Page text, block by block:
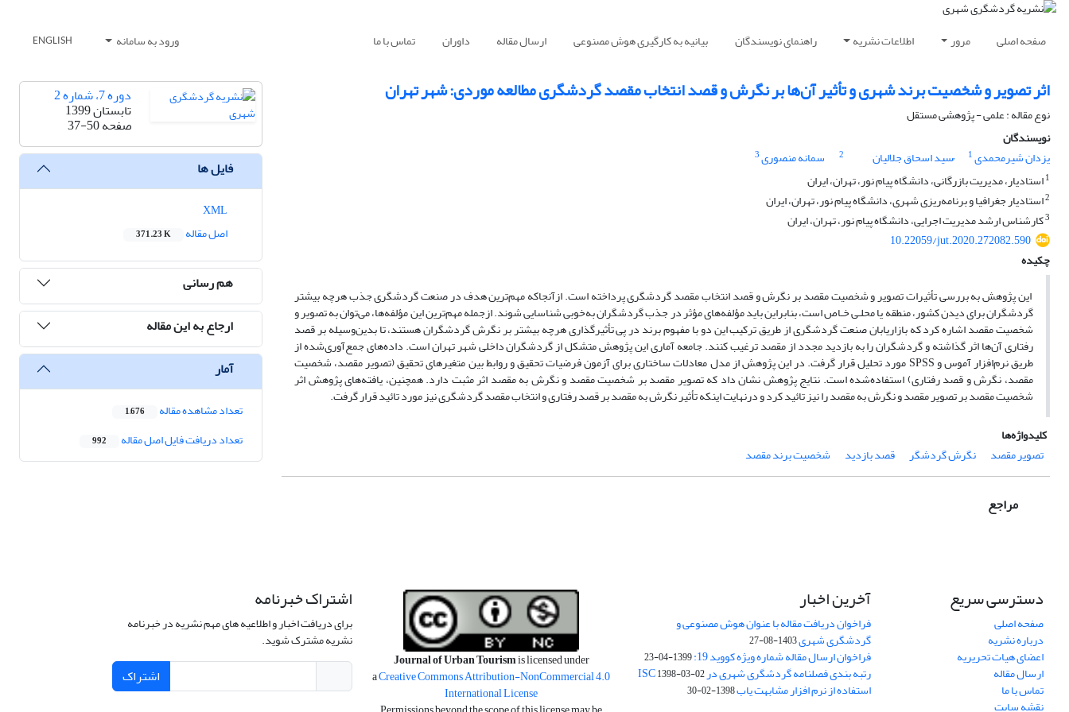
صفحه اصلی مرور اطلاعات نشریه راهنمای نویسندگان بیانیه به کارگیری هوش مصنوعی ارسال مقاله داوران تماس با ما ورود به سامانه ENGLISH
اثر تصویر و شخصیت برند شهری و تأثیر آن‌ها بر نگرش و قصد انتخاب مقصد گردشگری مطالعه موردی: شهر تهران
نوع مقاله : علمی - پژوهشی مستقل
نویسندگان
یزدان شیرمحمدی1 ُسید اسحاق جلالیان 2 سمانه منصوری3
1استادیار، مدیریت بازرگانی، دانشگاه پیام نور، تهران، ایران
2استادیار جغرافیا و برنامه‌ریزی شهری، دانشگاه پیام نور، تهران، ایران
3کارشناس ارشد مدیریت اجرایی، دانشگاه پیام نور، تهران، ایران
10.22059/jut.2020.272082.590
چکیده
این پژوهش به بررسی تأثیرات تصویر و شخصیت مقصد بر نگرش و قصد انتخاب مقصد گردشگری پرداخته است. ازآنجاکه مهم‌ترین هدف در صنعت گردشگری جذب هرچه بیشتر
گردشگران برای دیدن کشور، منطقه یا محلـی خـاص است، بنابراین باید مؤلفه‌های مؤثر در جذب گردشگران به‌خوبی شناسایی شوند. ازجمله مهم‌ترین این مؤلفه‌ها، می‌توان به تصویر و
شخصیت مقصد اشاره کرد که بازاریابان صنعت گردشگری از طریق ترکیب این دو با مفهوم برند در پی تأثیرگذاری هرچه بیشتر بر نگرش گردشگران هستند، تا بدین‌وسیله بر قصد
رفتاری آن‌ها اثر گذاشته و گردشگران را به بازدید مجدد از مقصد ترغیب کنند. جامعه آماری این پژوهش متشکل از گردشگران داخلی شهر تهران است. داده‌های جمع‌آوری‌شده از
طریق نرم‌افزار آموس و SPSS مورد تحلیل قرار گرفت. در این پژوهش از مدل معادلات ساختاری برای آزمون فرضیات تحقیق و روابط بین متغیرهای تحقیق (تصویر مقصد، شخصیت
مقصد، نگرش و قصد رفتاری) استفاده‌شده است. نتایج پژوهش نشان داد که تصویر مقصد بر شخصیت مقصد و نگرش به مقصد اثر مثبت دارد. همچنین، یافته‌های پژوهش اثر
شخصیت مقصد بر تصویر مقصد و نگرش به مقصد را نیز تائید کرد و درنهایت اینکه تأثیر نگرش به مقصد بر قصد رفتاری و انتخاب مقصد گردشگری نیز مورد تائید قرار گرفت.
کلیدواژه‌ها
تصویر مقصد
نگرش گردشگر قصد بازدید شخصیت برند مقصد
مراجع
دوره 7، شماره 2
تابستان 1399
صفحه37-50
فایل ها
اصل مقاله
371.23 K
هم رسانی
ارجاع به این مقاله
آمار
تعداد مشاهده مقاله 1,676
تعداد دریافت فایل اصل مقاله 992
دسترسی سریع
صفحه اصلی
درباره نشریه
اعضای هیات تحریریه
ارسال مقاله
تماس با ما
نقشه سایت
آخرین اخبار
فراخوان دریافت مقاله با عنوان هوش مصنوعی و
گردشگری شهری1403-08-27
فراخوان ارسال مقاله شماره ویژه کووید 19: 1399-04-23
رتبه بندی فصلنامه گردشگری شهری در ISC1398-03-02
استفاده از نرم افزار مشابهت یاب1398-02-30
Journal of Urban Tourismis licensed under
aCreative Commons Attribution-NonCommercial 4.0
International License
اشتراک خبرنامه
برای دریافت اخبار و اطلاعیه های مهم نشریه در خبرنامه
نشریه مشترک شوید.
اشتراک